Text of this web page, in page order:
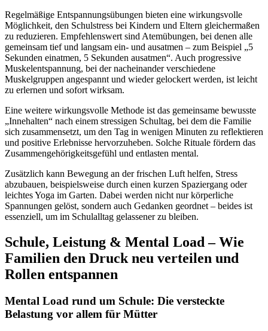
Regelmäßige Entspannungsübungen bieten eine wirkungsvolle
Möglichkeit, den Schulstress bei Kindern und Eltern gleichermaßen
zu reduzieren. Empfehlenswert sind Atemübungen, bei denen alle
gemeinsam tief und langsam ein- und ausatmen – zum Beispiel „5
Sekunden einatmen, 5 Sekunden ausatmen“. Auch progressive
Muskelentspannung, bei der nacheinander verschiedene
Muskelgruppen angespannt und wieder gelockert werden, ist leicht
zu erlernen und sofort wirksam.
Eine weitere wirkungsvolle Methode ist das gemeinsame bewusste
„Innehalten“ nach einem stressigen Schultag, bei dem die Familie
sich zusammensetzt, um den Tag in wenigen Minuten zu reflektieren
und positive Erlebnisse hervorzuheben. Solche Rituale fördern das
Zusammengehörigkeitsgefühl und entlasten mental.
Zusätzlich kann Bewegung an der frischen Luft helfen, Stress
abzubauen, beispielsweise durch einen kurzen Spaziergang oder
leichtes Yoga im Garten. Dabei werden nicht nur körperliche
Spannungen gelöst, sondern auch Gedanken geordnet – beides ist
essenziell, um im Schulalltag gelassener zu bleiben.
Schule, Leistung & Mental Load – Wie
Familien den Druck neu verteilen und
Rollen entspannen
Mental Load rund um Schule: Die versteckte
Belastung vor allem für Mütter